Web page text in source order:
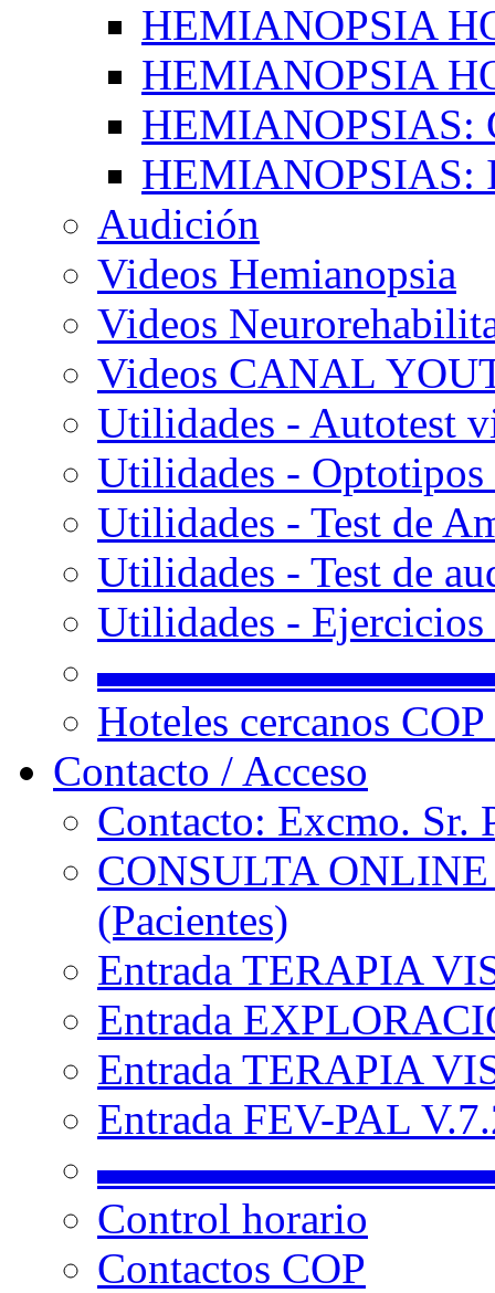
HEMIANOPSIA
HEMIANOPSIA
HEMIANOPSIAS:
HEMIANOPSIAS:
Audición
Videos Hemianopsia
Videos
Videos CANAL
Utilidades - Autotest
Utilidades -
Utilidades - Test de
Utilidades - Test de
Utilidades -
Hoteles cercanos
Contacto / Acceso
Contacto: Excmo. Sr.
CONSULTA
(Pacientes)
Entrada TERAPIA
Entrada
Entrada TERAPIA
Entrada FEV-PAL
Control horario
Contactos COP